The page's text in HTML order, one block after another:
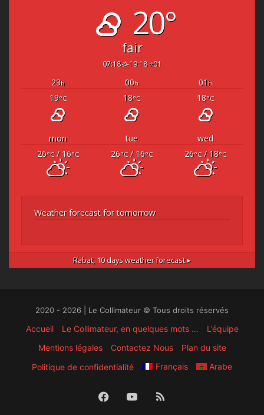
20°
fair
07:18 19:18 +01
23h 00h 01 h
19°C 18°C 18°C
mon tue
wed
26°C/ 16°C 26°C/ 16°C 26°C/ 18°C
Weather forecast for tomorrow
Rabat, 10 days weather forecast ▸
2020 - 2026 | Le Collimateur © Tous droits réservés
Accueil Le Collimateur, en quelques mots …
L’équipe
Mentions légales
Contactez Nous
Plan du site
Politique de confidentialité
Français Arabe
FacebookYouTube